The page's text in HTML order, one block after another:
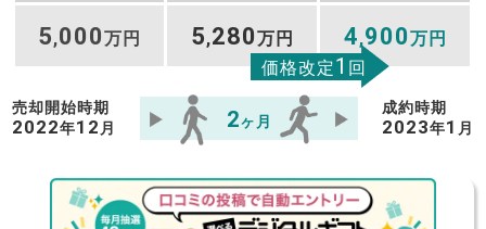
5,000万円 5,280万円 4,900万円
価格改定1 回
売却開始時期
2022年12 月 2ヶ月
成約時期
2023年1 月